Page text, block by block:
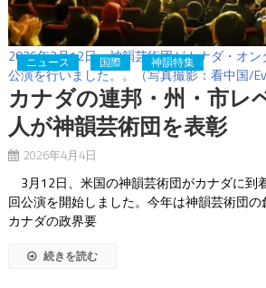
2026年3月12日、神韻芸術団がカナダ・オ
公演を行いました。。（写真撮影：看中国/
ニュース 国際 神韻特集
カナダの連邦・州・市レ
人が神韻芸術団を表彰
2026年4月4日
3月12日、米国の神韻芸術団がカナダに到
回公演を開始しました。今年は神韻芸術団の
カナダの政界要
続きを読む